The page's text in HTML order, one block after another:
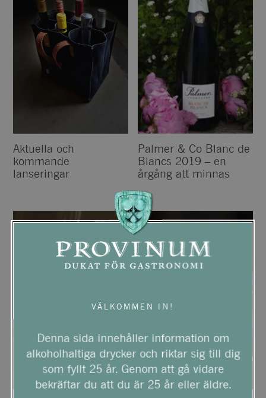
Aktuella och
kommande
lanseringar
Palmer & Co Blanc de
Blancs 2019 – en
årgång att minnas
VÄLKOMMEN IN!
Denna sida innehåller information om
alkoholhaltiga drycker och riktar sig till dig
som fyllt 25 år. Genom att gå vidare
bekräftar du att du är 25 år eller äldre.